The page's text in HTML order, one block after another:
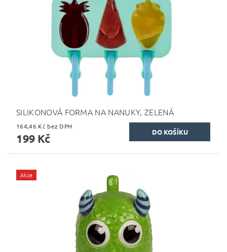
SILIKONOVÁ FORMA NA NANUKY, ZELENÁ
164,46 Kč bez DPH
199 Kč
Akce